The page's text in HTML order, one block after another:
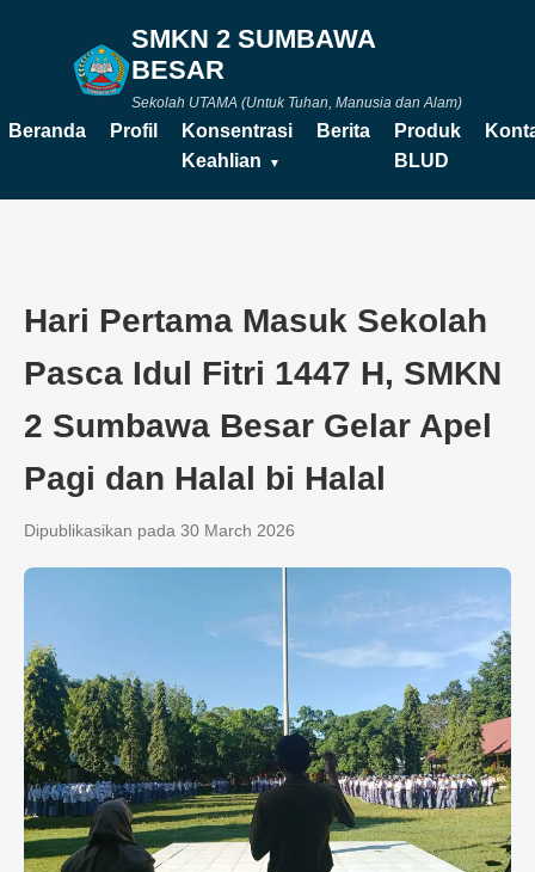
SMKN 2 SUMBAWA
BESAR
Sekolah UTAMA (Untuk Tuhan, Manusia dan Alam)
Beranda Profil
Konsentrasi
Keahlian
Berita
Produk
BLUD
Hari Pertama Masuk Sekolah
Pasca Idul Fitri 1447 H, SMKN
2 Sumbawa Besar Gelar Apel
Pagi dan Halal bi Halal
Dipublikasikan pada 30 March 2026